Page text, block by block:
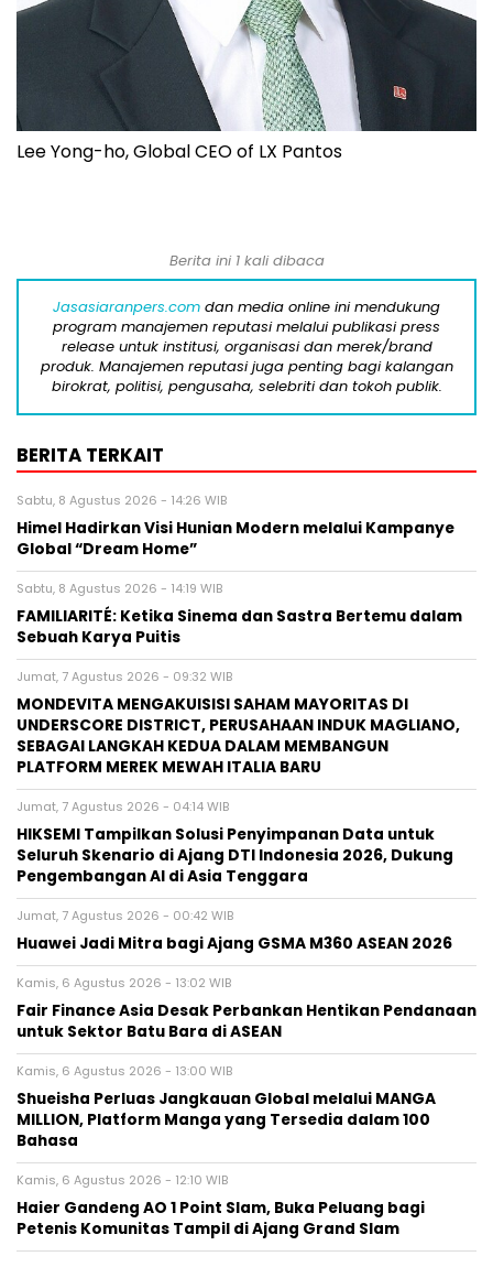
Lee Yong-ho, Global CEO of LX Pantos
Berita ini 1 kali dibaca
Jasasiaranpers.com dan media online ini mendukung
program manajemen reputasi melalui publikasi press
release untuk institusi, organisasi dan merek/brand
produk. Manajemen reputasi juga penting bagi kalangan
birokrat, politisi, pengusaha, selebriti dan tokoh publik.
BERITA TERKAIT
Sabtu, 8 Agustus 2026 - 14:26 WIB
Himel Hadirkan Visi Hunian Modern melalui Kampanye
Global “Dream Home”
Sabtu, 8 Agustus 2026 - 14:19 WIB
FAMILIARITÉ: Ketika Sinema dan Sastra Bertemu dalam
Sebuah Karya Puitis
Jumat, 7 Agustus 2026 - 09:32 WIB
MONDEVITA MENGAKUISISI SAHAM MAYORITAS DI
UNDERSCORE DISTRICT, PERUSAHAAN INDUK MAGLIANO,
SEBAGAI LANGKAH KEDUA DALAM MEMBANGUN
PLATFORM MEREK MEWAH ITALIA BARU
Jumat, 7 Agustus 2026 - 04:14 WIB
HIKSEMI Tampilkan Solusi Penyimpanan Data untuk
Seluruh Skenario di Ajang DTI Indonesia 2026, Dukung
Pengembangan AI di Asia Tenggara
Jumat, 7 Agustus 2026 - 00:42 WIB
Huawei Jadi Mitra bagi Ajang GSMA M360 ASEAN 2026
Kamis, 6 Agustus 2026 - 13:02 WIB
Fair Finance Asia Desak Perbankan Hentikan Pendanaan
untuk Sektor Batu Bara di ASEAN
Kamis, 6 Agustus 2026 - 13:00 WIB
Shueisha Perluas Jangkauan Global melalui MANGA
MILLION, Platform Manga yang Tersedia dalam 100
Bahasa
Kamis, 6 Agustus 2026 - 12:10 WIB
Haier Gandeng AO 1 Point Slam, Buka Peluang bagi
Petenis Komunitas Tampil di Ajang Grand Slam